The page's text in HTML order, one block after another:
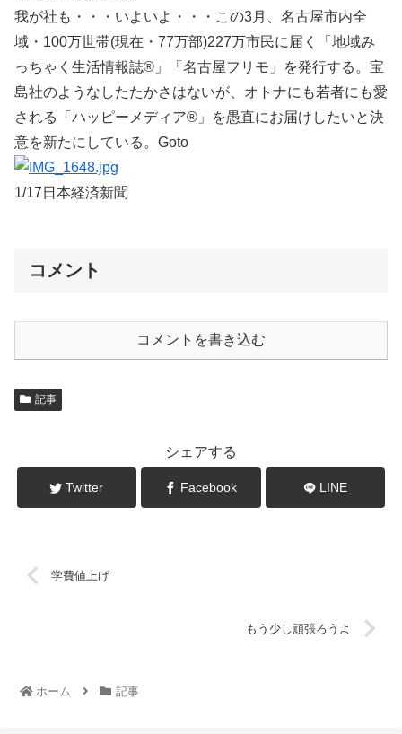
我が社も・・・いよいよ・・・この3月、名古屋市内全
域・100万世帯(現在・77万部)227万市民に届く「地域み
っちゃく生活情報誌®」「名古屋フリモ」を発行する。宝
島社のようなしたたかさはないが、オトナにも若者にも愛
される「ハッピーメディア®」を愚直にお届けしたいと決
意を新たにしている。Goto
1/17日本経済新聞
コメント
コメントを書き込む
記事
シェアする
Twitter Facebook LINE
学費値上げ
もう少し頑張ろうよ
ホーム 記事